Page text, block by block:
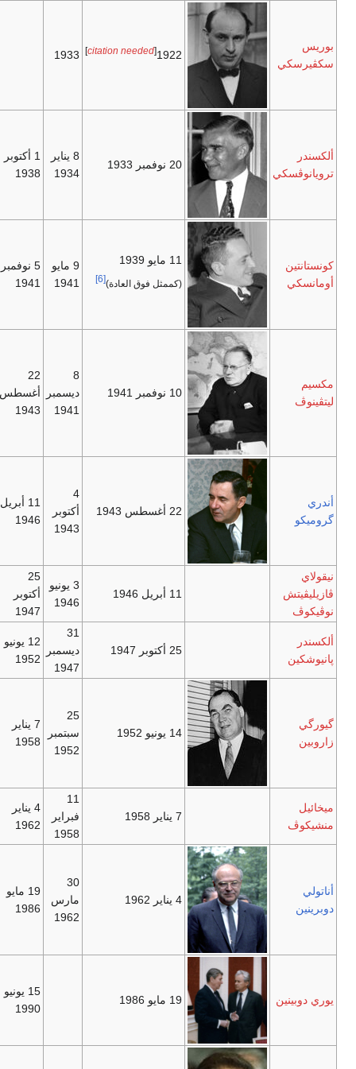
بوريس
سكڤيرسكي
1922
[
citation needed
]
1933
ألكسندر
ترويانوڤسكي
20 نوفمبر 1933
8 يناير
1934
1 أكتوبر
1938
كونستانتين
أومانسكي
11 مايو 1939
(كممثل فوق العادة)[6]
9 مايو
1941
5 نوفمبر
1941
مكسيم
ليتڤينوڤ
10 نوفمبر 1941
8
ديسمبر
1941
22
أغسطس
1943
أندري
گروميكو
22 أغسطس 1943
4
أكتوبر
1943
11 أبريل
1946
نيقولاي
ڤازيليڤيتش
نوڤيكوڤ
11 أبريل 1946
3 يونيو
1946
25
أكتوبر
1947
ألكسندر
پانيوشكين
25 أكتوبر 1947
31
ديسمبر
1947
12 يونيو
1952
گيورگي
زاروبين
14 يونيو 1952
25
سبتمبر
1952
7 يناير
1958
ميخائيل
منشيكوڤ
7 يناير 1958
11
فبراير
1958
4 يناير
1962
أناتولي
دوبرينين
4 يناير 1962
30
مارس
1962
19 مايو
1986
يوري دوبينين 19 مايو 1986
15 يونيو
1990